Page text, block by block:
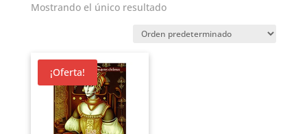
Mostrando el único resultado
¡Oferta!